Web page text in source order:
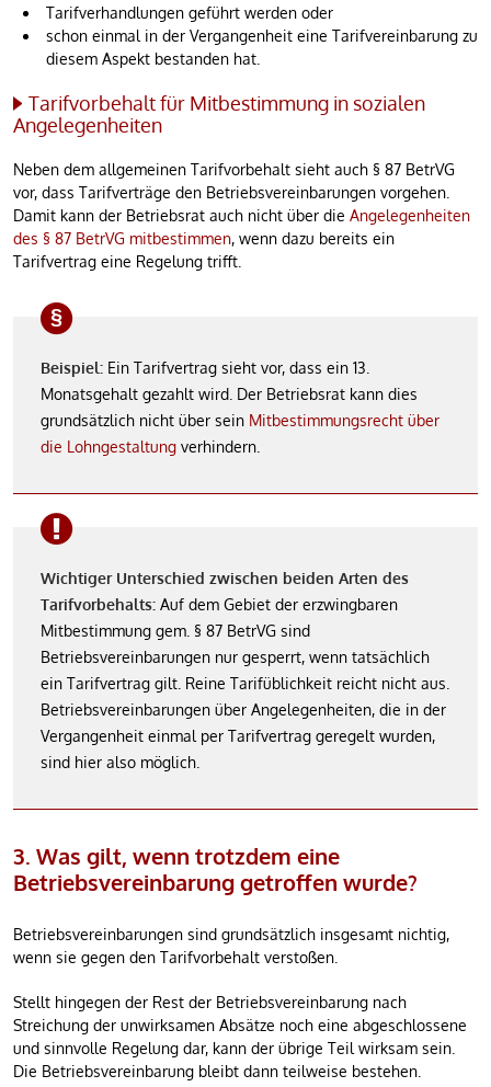
Tarifverhandlungen geführt werden oder
schon einmal in der Vergangenheit eine Tarifvereinbarung zu
diesem Aspekt bestanden hat.
Tarifvorbehalt für Mitbestimmung in sozialen
Angelegenheiten
Neben dem allgemeinen Tarifvorbehalt sieht auch § 87 BetrVG
vor, dass Tarifverträge den Betriebsvereinbarungen vorgehen.
Damit kann der Betriebsrat auch nicht über die Angelegenheiten
des § 87 BetrVG mitbestimmen, wenn dazu bereits ein
Tarifvertrag eine Regelung trifft.
Beispiel: Ein Tarifvertrag sieht vor, dass ein 13.
Monatsgehalt gezahlt wird. Der Betriebsrat kann dies
grundsätzlich nicht über sein Mitbestimmungsrecht über
die Lohngestaltung verhindern.
Wichtiger Unterschied zwischen beiden Arten des
Tarifvorbehalts: Auf dem Gebiet der erzwingbaren
Mitbestimmung gem. § 87 BetrVG sind
Betriebsvereinbarungen nur gesperrt, wenn tatsächlich
ein Tarifvertrag gilt. Reine Tarifüblichkeit reicht nicht aus.
Betriebsvereinbarungen über Angelegenheiten, die in der
Vergangenheit einmal per Tarifvertrag geregelt wurden,
sind hier also möglich.
3. Was gilt, wenn trotzdem eine
Betriebsvereinbarung getroffen wurde?
Betriebsvereinbarungen sind grundsätzlich insgesamt nichtig,
wenn sie gegen den Tarifvorbehalt verstoßen.
Stellt hingegen der Rest der Betriebsvereinbarung nach
Streichung der unwirksamen Absätze noch eine abgeschlossene
und sinnvolle Regelung dar, kann der übrige Teil wirksam sein.
Die Betriebsvereinbarung bleibt dann teilweise bestehen.